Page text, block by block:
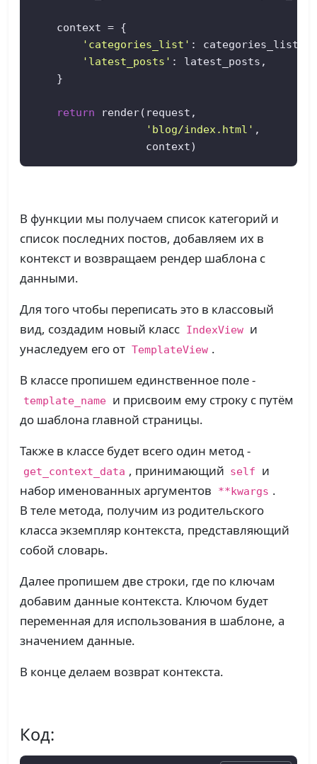
    context = {
'categories_list' : categories_list,
'latest_posts' : latest_posts,
    }
return render(request,
'blog/index.html' ,
                  context)
В функции мы получаем список категорий и
список последних постов, добавляем их в
контекст и возвращаем рендер шаблона с
данными.
Для того чтобы переписать это в классовый
вид, создадим новый класс IndexView
и
унаследуем его от TemplateView .
В классе пропишем единственное поле -
template_name
и присвоим ему строку с путём
до шаблона главной страницы.
Также в классе будет всего один метод -
get_context_data , принимающий self
и
набор именованных аргументов
**kwargs .
В теле метода, получим из родительского
класса экземпляр контекста, представляющий
собой словарь.
Далее пропишем две строки, где по ключам
добавим данные контекста. Ключом будет
переменная для использования в шаблоне, а
значением данные.
В конце делаем возврат контекста.
Код: